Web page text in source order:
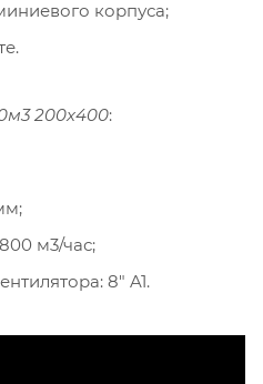
корпуса;
200x400:
м3/час;
8" A1.